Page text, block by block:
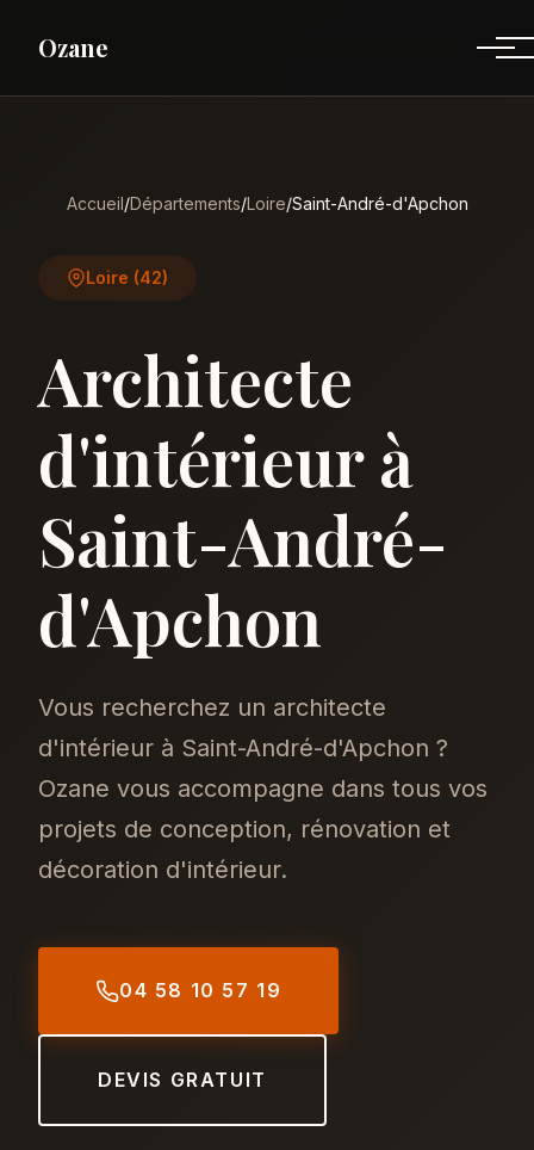
Ozane
Accueil/Départements/Loire/Saint-André-d'Apchon
Loire (42)
Architecte
d'intérieur à
Saint-André-
d'Apchon
Vous recherchez un architecte
d'intérieur à Saint-André-d'Apchon ?
Ozane vous accompagne dans tous vos
projets de conception, rénovation et
décoration d'intérieur.
04 58 10 57 19
DEVIS GRATUIT